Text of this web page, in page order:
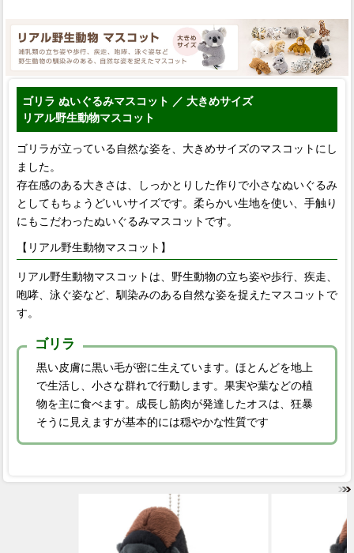
ゴリラ ぬいぐるみマスコット ／ 大きめサイズ
リアル野生動物マスコット
ゴリラが立っている自然な姿を、大きめサイズのマスコットにし
ました。
存在感のある大きさは、しっかとりした作りで小さなぬいぐるみ
としてもちょうどいいサイズです。柔らかい生地を使い、手触り
にもこだわったぬいぐるみマスコットです。
【リアル野生動物マスコット】
リアル野生動物マスコットは、野生動物の立ち姿や歩行、疾走、
咆哮、泳ぐ姿など、馴染みのある自然な姿を捉えたマスコットで
す。
ゴリラ
黒い皮膚に黒い毛が密に生えています。ほとんどを地上
で生活し、小さな群れで行動します。果実や葉などの植
物を主に食べます。成長し筋肉が発達したオスは、狂暴
そうに見えますが基本的には穏やかな性質です